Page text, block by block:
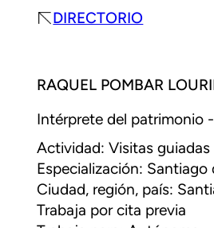
DIRECTORIO
RAQUEL POMBAR
Intérprete del patrimonio
Actividad: Visitas guiadas
Especialización: Santiago
Ciudad, región, país:
Trabaja por cita previa